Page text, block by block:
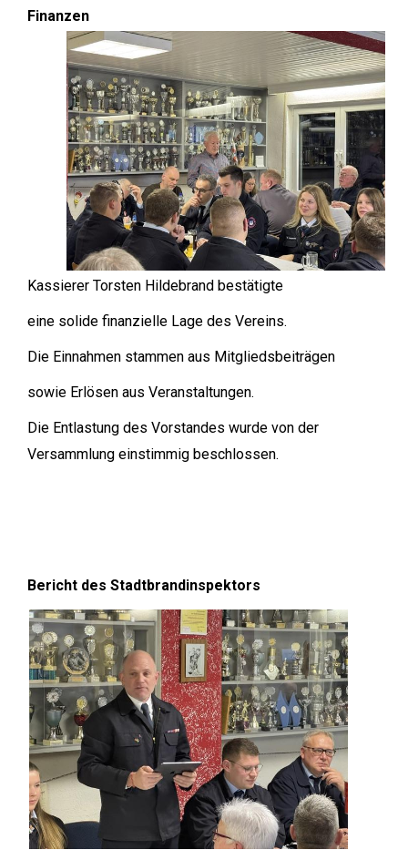
Finanzen
Kassierer Torsten Hildebrand bestätigte
eine solide finanzielle Lage des Vereins.
Die Einnahmen stammen aus Mitgliedsbeiträgen
sowie Erlösen aus Veranstaltungen.
Die Entlastung des Vorstandes wurde von der
Versammlung einstimmig beschlossen.
Bericht des Stadtbrandinspektors